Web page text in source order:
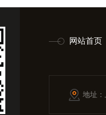
网站首页
地址